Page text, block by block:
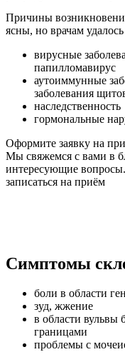
Причины
ясны, но врачам
вирусные
папилломавирус
аутоиммунные
заболевания
наследственность
гормональные
Оформите заявку на
Мы свяжемся с вами в
интересующие вопросы.
записаться на приём
Симптомы
боли в области
зуд, жжение
в области вульвы
границами
проблемы с